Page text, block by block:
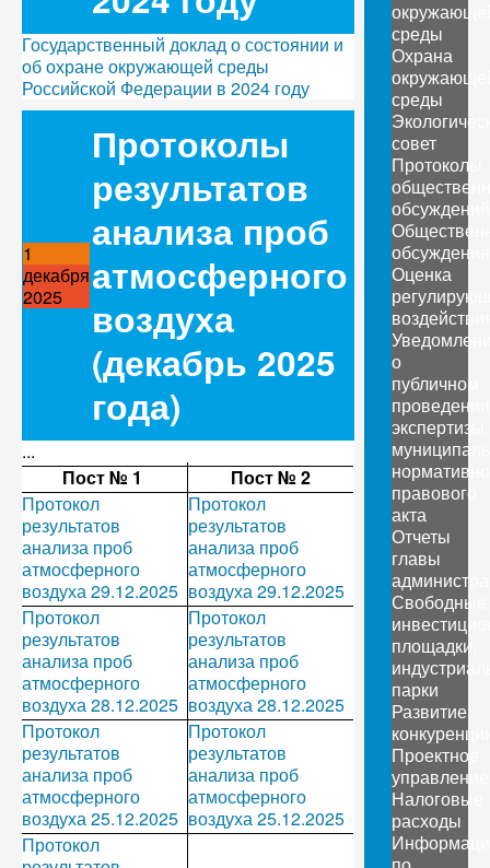
Государственный доклад о состоянии и
об охране окружающей среды
Российской Федерации в 2024 году
1
декабря
2025
Протоколы
результатов
анализа проб
атмосферного
воздуха
(декабрь 2025
года)
...
Пост № 1
Пост № 2
Протокол
результатов
анализа проб
атмосферного
воздуха 29.12.2025
Протокол
результатов
анализа проб
атмосферного
воздуха 29.12.2025
Протокол
результатов
анализа проб
атмосферного
воздуха 28.12.2025
Протокол
результатов
анализа проб
атмосферного
воздуха 28.12.2025
Протокол
результатов
анализа проб
атмосферного
воздуха 25.12.2025
Протокол
результатов
анализа проб
атмосферного
воздуха 25.12.2025
Протокол
среды
Охрана
среды
совет
Протоколы
обсуждений
обсуждения
Оценка
о
публичном
проведении
экспертизы
правового
акта
Отчеты
главы
Свободные
площадки,
парки
Развитие
Проектное
управление
Налоговые
расходы